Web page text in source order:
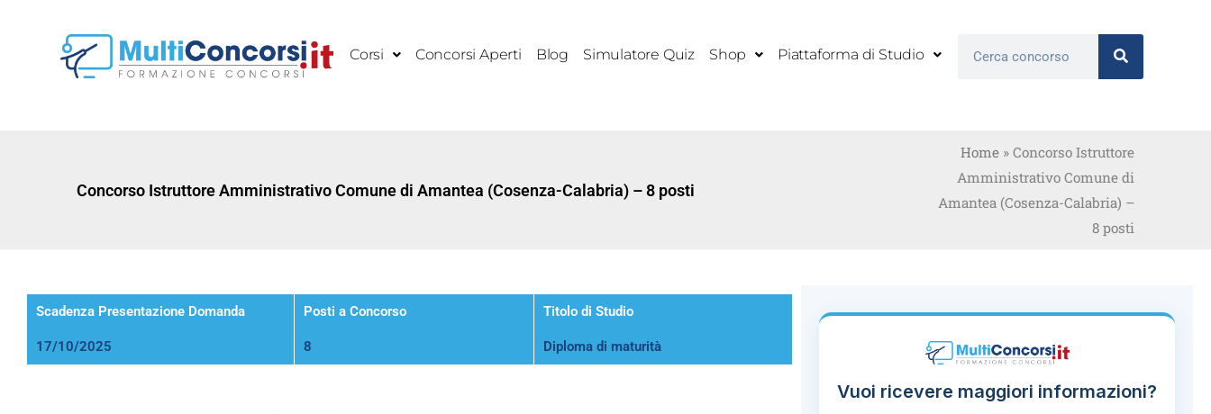
contenuto
Corsi Concorsi Aperti Blog Simulatore Quiz Shop Piattaforma di Studio Cerca
Concorso Istruttore Amministrativo Comune di Amantea (Cosenza-Calabria) – 8 posti
Home» Concorso Istruttore
Amministrativo Comune di
Amantea (Cosenza-Calabria) –
8 posti
Scadenza Presentazione Domanda
17/10/2025
Posti a Concorso
8
Titolo di Studio
Diploma di maturità
Vuoi ricevere maggiori informazioni?